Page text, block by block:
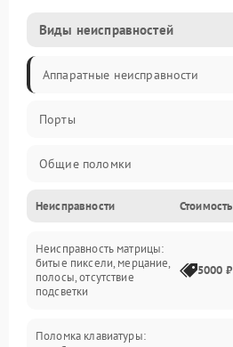
Виды неисправностей
Аппаратные неисправности
Порты
Общие поломки
Устройства
Программные ошибки
Электрические и системные сбои
Интерфейсные проблемы
Неисправности Стоимость
Неисправность матрицы:
битые пиксели, мерцание,
полосы, отсутствие
подсветки
5000 ₽
Поломка клавиатуры: